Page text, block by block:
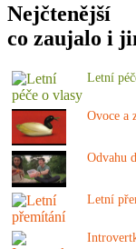
Nejčtenější
co zaujalo i
Letní
Ovoce a
Odvahu
Letní